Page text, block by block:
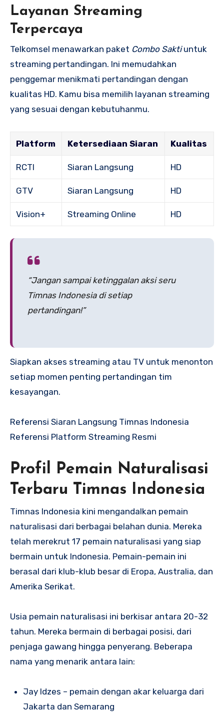
Layanan Streaming
Terpercaya
Telkomsel menawarkan paket Combo Saktiuntuk
streaming pertandingan. Ini memudahkan
penggemar menikmati pertandingan dengan
kualitas HD. Kamu bisa memilih layanan streaming
yang sesuai dengan kebutuhanmu.
Platform Ketersediaan Siaran Kualitas
RCTI Siaran Langsung HD
GTV Siaran Langsung HD
Vision+ Streaming Online HD
“Jangan sampai ketinggalan aksi seru
Timnas Indonesia di setiap
pertandingan!”
Siapkan akses streaming atau TV untuk menonton
setiap momen penting pertandingan tim
kesayangan.
Referensi Siaran Langsung Timnas Indonesia
Referensi Platform Streaming Resmi
Profil Pemain Naturalisasi
Terbaru Timnas Indonesia
Timnas Indonesia kini mengandalkan pemain
naturalisasi dari berbagai belahan dunia. Mereka
telah merekrut 17 pemain naturalisasi yang siap
bermain untuk Indonesia. Pemain-pemain ini
berasal dari klub-klub besar di Eropa, Australia, dan
Amerika Serikat.
Usia pemain naturalisasi ini berkisar antara 20-32
tahun. Mereka bermain di berbagai posisi, dari
penjaga gawang hingga penyerang. Beberapa
nama yang menarik antara lain:
Jay Idzes – pemain dengan akar keluarga dari
Jakarta dan Semarang